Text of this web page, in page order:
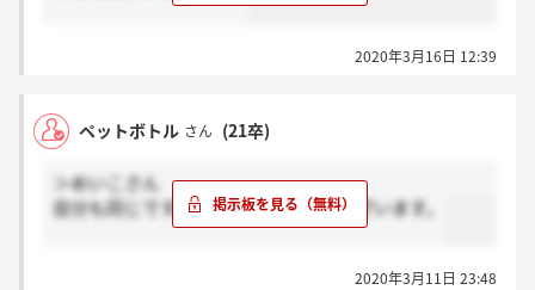
2020年3月16日 12:39
ペットボトル さん (21卒)
＞めいこさん
自分も同じです。お返事ありがとうございます。
2020年3月11日 23:48